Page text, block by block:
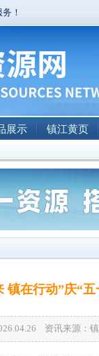
！
展示 镇江黄页
镇在行动”庆“
资讯来源：